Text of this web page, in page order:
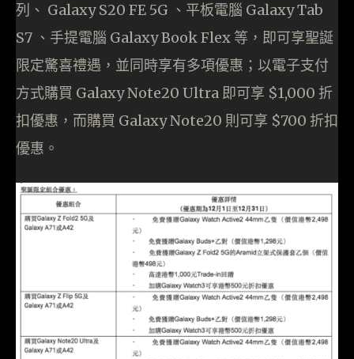
列、 Galaxy S20 FE 5G 、平板電腦 Galaxy Tab
S7 、手提電腦 Galaxy Book Flex 等，即可享聖誕
限定驚喜禮遇，並同時享有多項優惠；以電子支付
方式購買 Galaxy Note20 Ultra 即可享 $1,000 折
扣優惠，而購買 Galaxy Note20 則可享 $700 折扣
優惠。